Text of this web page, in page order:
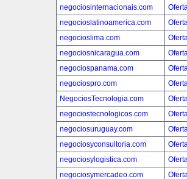
negociosinternacionais.com
negocioslatinoamerica.com
negocioslima.com
negociosnicaragua.com
negociospanama.com
negociospro.com
NegociosTecnologia.com
negociostecnologicos.com
negociosuruguay.com
negociosyconsultoria.com
negociosylogistica.com
negociosymercadeo.com